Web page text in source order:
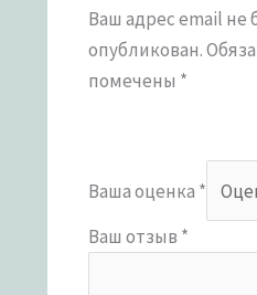
Ваш адрес email не
опубликован.
помечены *
Ваша оценка *
Ваш отзыв *